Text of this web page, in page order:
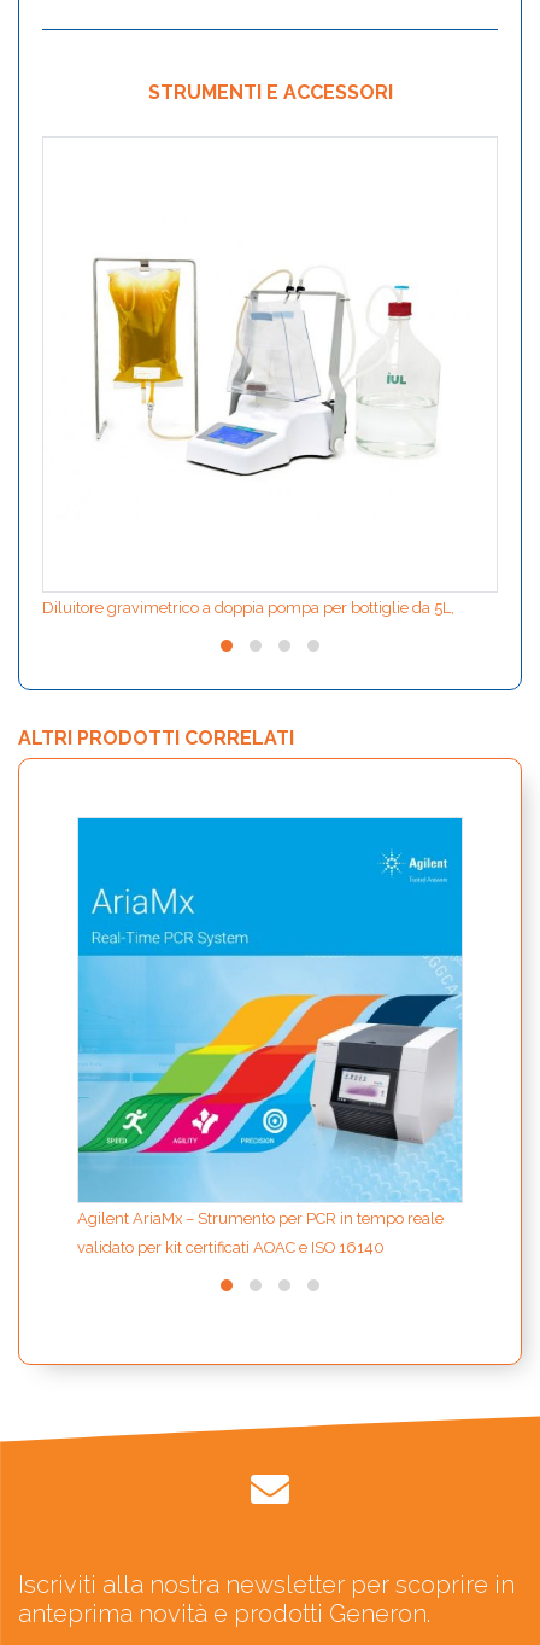
STRUMENTI E ACCESSORI
Diluitore gravimetrico a doppia pompa per bottiglie da 5L,
ALTRI PRODOTTI CORRELATI
Agilent AriaMx – Strumento per PCR in tempo reale
validato per kit certificati AOAC e ISO 16140
Iscriviti alla nostra newsletter per scoprire in
anteprima novità e prodotti Generon.